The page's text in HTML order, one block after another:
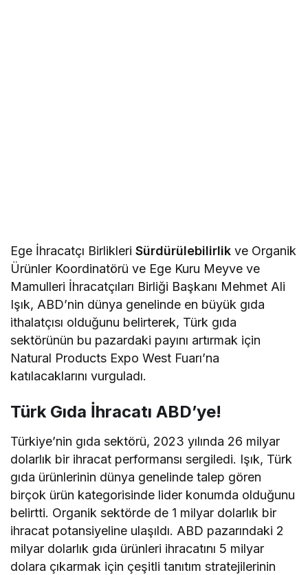
Ege İhracatçı BirlikleriSürdürülebilirlik ve Organik
Ürünler Koordinatörü ve Ege Kuru Meyve ve
Mamulleri İhracatçıları Birliği Başkanı Mehmet Ali
Işık, ABD’nin dünya genelinde en büyük gıda
ithalatçısı olduğunu belirterek, Türk gıda
sektörünün bu pazardaki payını artırmak için
Natural Products Expo West Fuarı’na
katılacaklarını vurguladı.
Türk Gıda İhracatı ABD’ye!
Türkiye’nin gıda sektörü, 2023 yılında 26 milyar
dolarlık bir ihracat performansı sergiledi. Işık, Türk
gıda ürünlerinin dünya genelinde talep gören
birçok ürün kategorisinde lider konumda olduğunu
belirtti. Organik sektörde de 1 milyar dolarlık bir
ihracat potansiyeline ulaşıldı. ABD pazarındaki 2
milyar dolarlık gıda ürünleri ihracatını 5 milyar
dolara çıkarmak için çeşitli tanıtım stratejilerinin